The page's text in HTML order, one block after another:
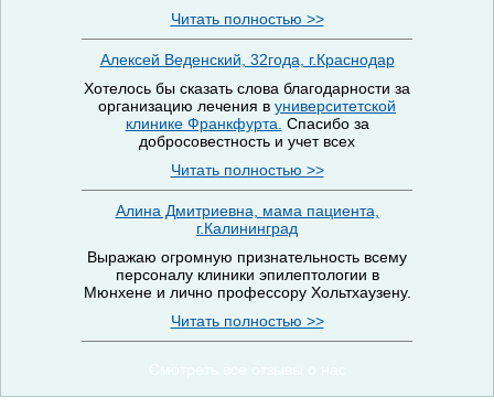
Читать полностью >>
Алексей Веденский, 32года, г.Краснодар
Хотелось бы сказать слова благодарности за
организацию лечения в университетской
клинике Франкфурта. Спасибо за
добросовестность и учет всех
Читать полностью >>
Алина Дмитриевна, мама пациента,
г.Калининград
Выражаю огромную признательность всему
персоналу клиники эпилептологии в
Мюнхене и лично профессору Хольтхаузену.
Читать полностью >>